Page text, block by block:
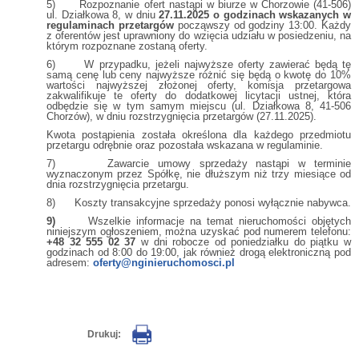
5) Rozpoznanie ofert nastąpi w biurze w Chorzowie (41-506)
ul. Działkowa 8, w dniu27.11.2025 o godzinach wskazanych w
regulaminach przetargówpocząwszy od godziny 13:00. Każdy
z oferentów jest uprawniony do wzięcia udziału w posiedzeniu, na
którym rozpoznane zostaną oferty.
6) W przypadku, jeżeli najwyższe oferty zawierać będą tę
samą cenę lub ceny najwyższe różnić się będą o kwotę do 10%
wartości najwyższej złożonej oferty, komisja przetargowa
zakwalifikuje te oferty do dodatkowej licytacji ustnej, która
odbędzie się w tym samym miejscu (ul. Działkowa 8, 41-506
Chorzów), w dniu rozstrzygnięcia przetargów (27.11.2025).
Kwota postąpienia została określona dla każdego przedmiotu
przetargu odrębnie oraz pozostała wskazana w regulaminie.
7) Zawarcie umowy sprzedaży nastąpi w terminie
wyznaczonym przez Spółkę, nie dłuższym niż trzy miesiące od
dnia rozstrzygnięcia przetargu.
8) Koszty transakcyjne sprzedaży ponosi wyłącznie nabywca.
9)Wszelkie informacje na temat nieruchomości objętych
niniejszym ogłoszeniem, można uzyskać pod numerem telefonu:
+48 32 555 02 37 w dni robocze od poniedziałku do piątku w
godzinach od 8:00 do 19:00, jak również drogą elektroniczną pod
adresem: oferty@nginieruchomosci.pl
Drukuj: